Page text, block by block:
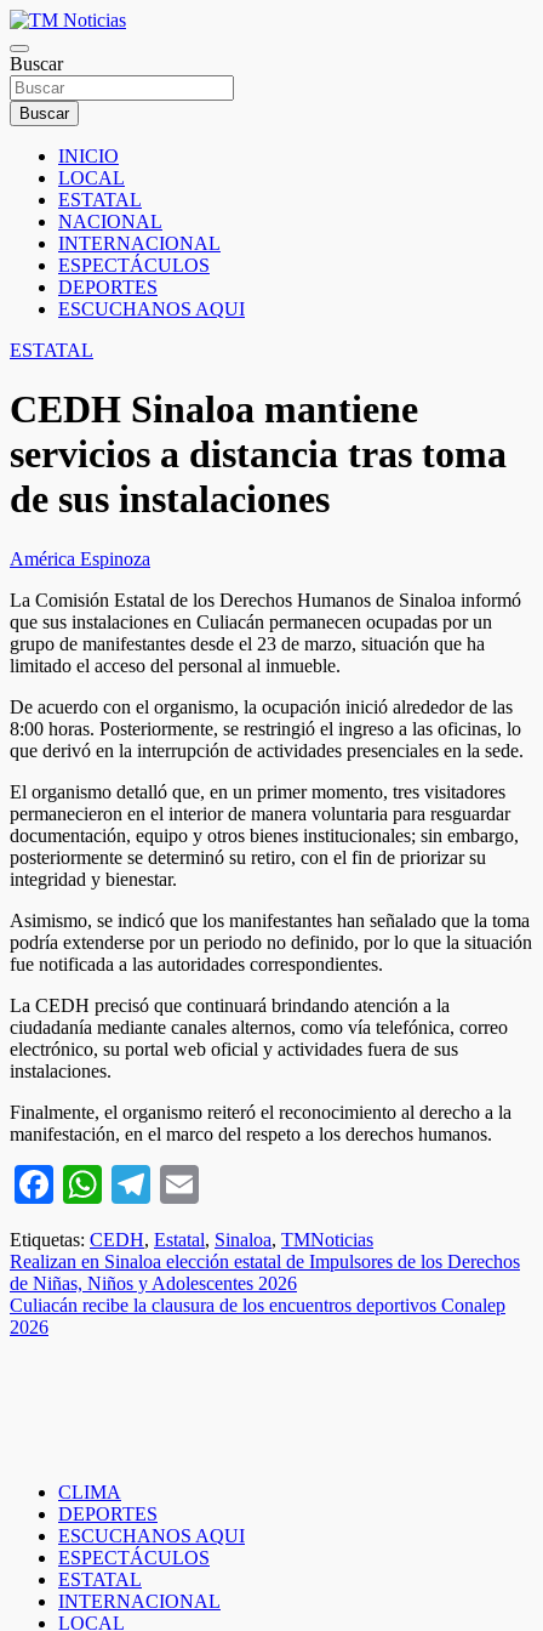
Saltar
al
contenido
TM Noticias
TM Noticias
Buscar
Buscar
INICIO
LOCAL
ESTATAL
NACIONAL
INTERNACIONAL
ESPECTÁCULOS
DEPORTES
ESCUCHANOS AQUI
ESTATAL
CEDH Sinaloa mantiene
servicios a distancia tras toma
de sus instalaciones
América Espinoza
La Comisión Estatal de los Derechos Humanos de Sinaloa informó
que sus instalaciones en Culiacán permanecen ocupadas por un
grupo de manifestantes desde el 23 de marzo, situación que ha
limitado el acceso del personal al inmueble.
De acuerdo con el organismo, la ocupación inició alrededor de las
8:00 horas. Posteriormente, se restringió el ingreso a las oficinas, lo
que derivó en la interrupción de actividades presenciales en la sede.
El organismo detalló que, en un primer momento, tres visitadores
permanecieron en el interior de manera voluntaria para resguardar
documentación, equipo y otros bienes institucionales; sin embargo,
posteriormente se determinó su retiro, con el fin de priorizar su
integridad y bienestar.
Asimismo, se indicó que los manifestantes han señalado que la toma
podría extenderse por un periodo no definido, por lo que la situación
fue notificada a las autoridades correspondientes.
La CEDH precisó que continuará brindando atención a la
ciudadanía mediante canales alternos, como vía telefónica, correo
electrónico, su portal web oficial y actividades fuera de sus
instalaciones.
Finalmente, el organismo reiteró el reconocimiento al derecho a la
manifestación, en el marco del respeto a los derechos humanos.
Facebook
WhatsApp
Telegram
Etiquetas: CEDH, Estatal, Sinaloa, TMNoticias
Navegación
de
entradas
Realizan en Sinaloa elección estatal de Impulsores de los Derechos
de Niñas, Niños y Adolescentes 2026
Culiacán recibe la clausura de los encuentros deportivos Conalep
2026
CLIMA
DEPORTES
ESCUCHANOS AQUI
ESPECTÁCULOS
ESTATAL
INTERNACIONAL
LOCAL